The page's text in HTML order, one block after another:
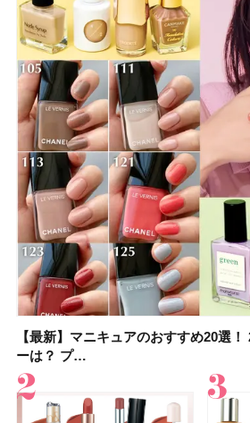
【最新】マニキュアのおすすめ20選
ーは？ プ…
【石井美保さん】おすすめの「ブラ
ンケアからサプ…
【最新】マニキュアのおすすめ20選
ーは？ プ…
【2026夏】「香水・フレグランス」
容マニア・マ…
【5分で万能！ 夏レシピ】「万能ねぎ
レンジレシピ2品
【2026年夏】40代におすすめの髪型
入れが楽な…
【鈴木えみさんの愛用品30選】コス
アetc.お気に…
【限定】&be「リップカラーデュオ
ュー｜落ち…